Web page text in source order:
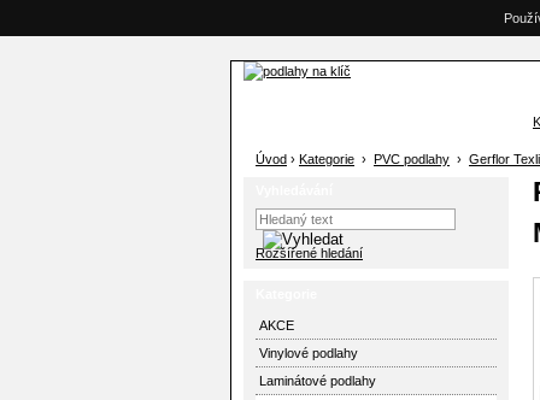
Úvod › Kategorie › PVC podlahy › Gerflor
Rozšířené hledání
AKCE
Vinylové podlahy
Laminátové podlahy